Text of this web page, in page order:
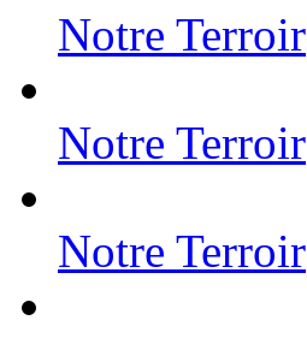
Notre Terroir
Notre Terroir
Notre Terroir